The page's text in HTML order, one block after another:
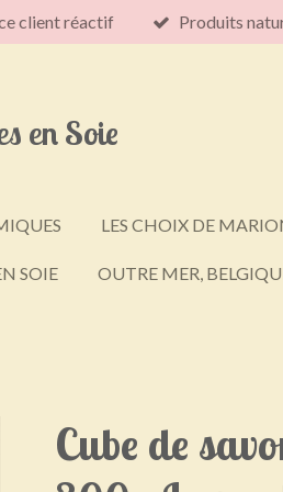
client réactif Produits
en Soie
LES CHOIX DE
SOIE OUTRE MER,
Cube de